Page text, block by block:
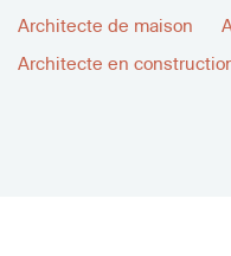
Architecte de maison
Architecte en